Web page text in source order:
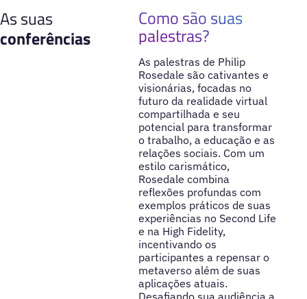
As suas
conferências
Como são suas
palestras?
As palestras de Philip
Rosedale são cativantes e
visionárias, focadas no
futuro da realidade virtual
compartilhada e seu
potencial para transformar
o trabalho, a educação e as
relações sociais. Com um
estilo carismático,
Rosedale combina
reflexões profundas com
exemplos práticos de suas
experiências no Second Life
e na High Fidelity,
incentivando os
participantes a repensar o
metaverso além de suas
aplicações atuais.
Desafiando sua audiência a